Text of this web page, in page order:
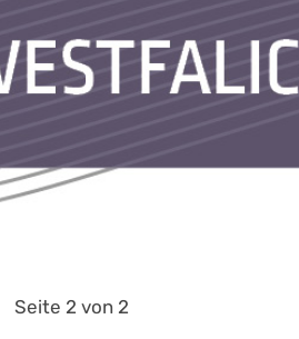
Seite 2 von 2